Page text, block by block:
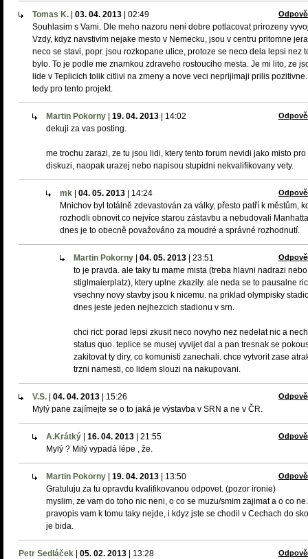
Tomas K. 03. 04. 2013 02:49
Souhlasim s Vami. Dle meho nazoru neni dobre potlacovat prirozeny
Vzdy, kdyz navstivim nejake mesto v Nemecku, jsou v centru pritomne
neco se stavi, popr. jsou rozkopane ulice, protoze se neco dela lepsi nez
bylo. To je podle me znamkou zdraveho rostouciho mesta. Je mi lito, ze
lide v Teplicich tolik citlivi na zmeny a nove veci neprijimaji prilis
tedy pro tento projekt.
Martin Pokorny 19. 04. 2013 14:02
dekuji za vas posting.
me trochu zarazi, ze tu jsou lidi, ktery tento forum nevidi jako misto pro
diskuzi, naopak urazej nebo napisou stupidni nekvalifikovany vety.
mk 04. 05. 2013 14:24
Mnichov byl totálně zdevastován za války, přesto patří k městům,
rozhodli obnovit co nejvíce starou zástavbu a nebudovali
dnes je to obecně považováno za moudré a správné rozhodnutí.
Martin Pokorny 04. 05. 2013 23:51
to je pravda. ale taky tu mame mista (treba hlavni nadrazi nebo
stiglmaierplatz), ktery uplne zkazily. ale neda se to pausalne
vsechny novy stavby jsou k nicemu. na priklad olympisky
dnes jeste jeden nejhezcich stadionu v srn.
chci rict: porad lepsi zkusit neco novyho nez nedelat nic a
status quo. teplice se musej vyvijet dal a pan tresnak se
zakitovat ty diry, co komunisti zanechali. chce vytvorit zase
trzni namesti, co lidem slouzi na nakupovani.
V.S. 04. 04. 2013 15:26
Mylý pane zajímejte se o to jaká je výstavba v SRN a ne v ČR.
A.Krátký 16. 04. 2013 21:55
Mylý ? Milý vypadá lépe , že.
Martin Pokorny 19. 04. 2013 13:50
Gratuluju za tu opravdu kvalifikovanou odpovet. (pozor ironie)
myslim, ze vam do toho nic neni, o co se muzu/smim zajimat a o co ne.
pravopis vam k tomu taky nejde, i kdyz jste se chodil v Cechach do
je bida.
Petr Sedláček 05. 02. 2013 13:28